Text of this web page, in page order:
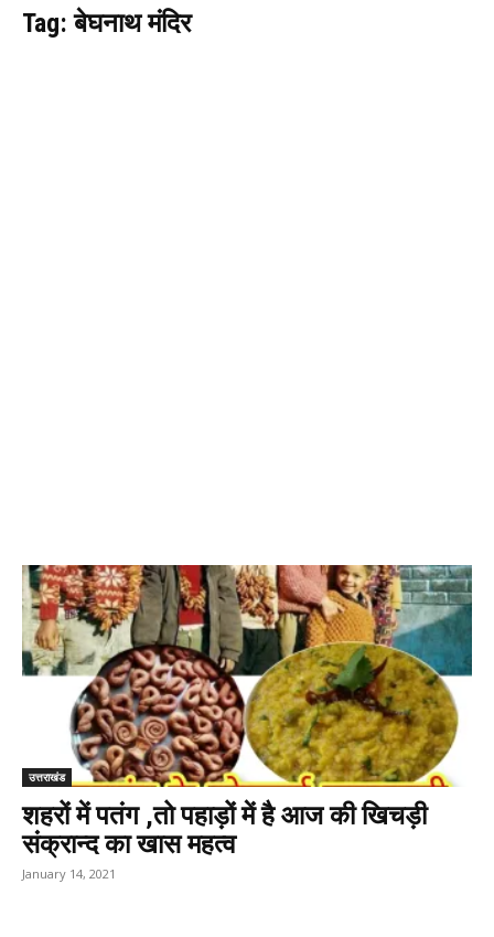
Tag: बेघनाथ मंदिर
उत्तराखंड
शहरों में पतंग ,तो पहाड़ों में है आज की खिचड़ी
संक्रान्द का खास महत्व
January 14, 2021